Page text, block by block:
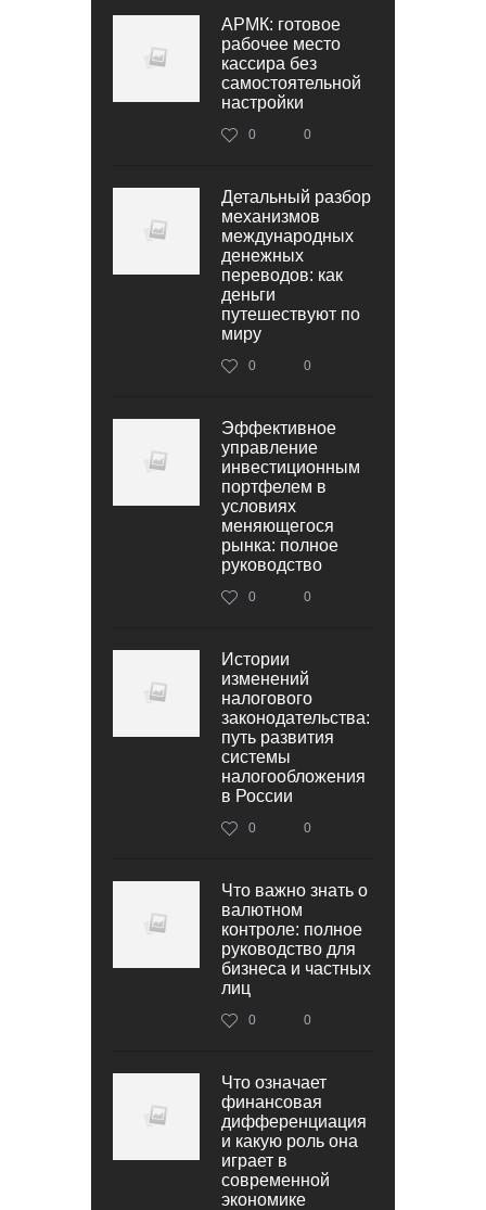
АРМК: готовое
рабочее место
кассира без
самостоятельной
настройки
0 0
Детальный разбор
механизмов
международных
денежных
переводов: как
деньги
путешествуют по
миру
0 0
Эффективное
управление
инвестиционным
портфелем в
условиях
меняющегося
рынка: полное
руководство
0 0
Истории
изменений
налогового
законодательства:
путь развития
системы
налогообложения
в России
0 0
Что важно знать о
валютном
контроле: полное
руководство для
бизнеса и частных
лиц
0 0
Что означает
финансовая
дифференциация
и какую роль она
играет в
современной
экономике